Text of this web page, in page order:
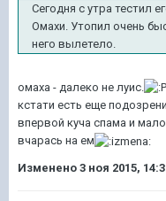
Сегодня с утра тестил
Омахи. Утопил очень
него вылетело.
омаха - далеко не луис.
кстати есть еще
впервой куча спама и
вчарась на ем
Изменено 3 ноя 2015,